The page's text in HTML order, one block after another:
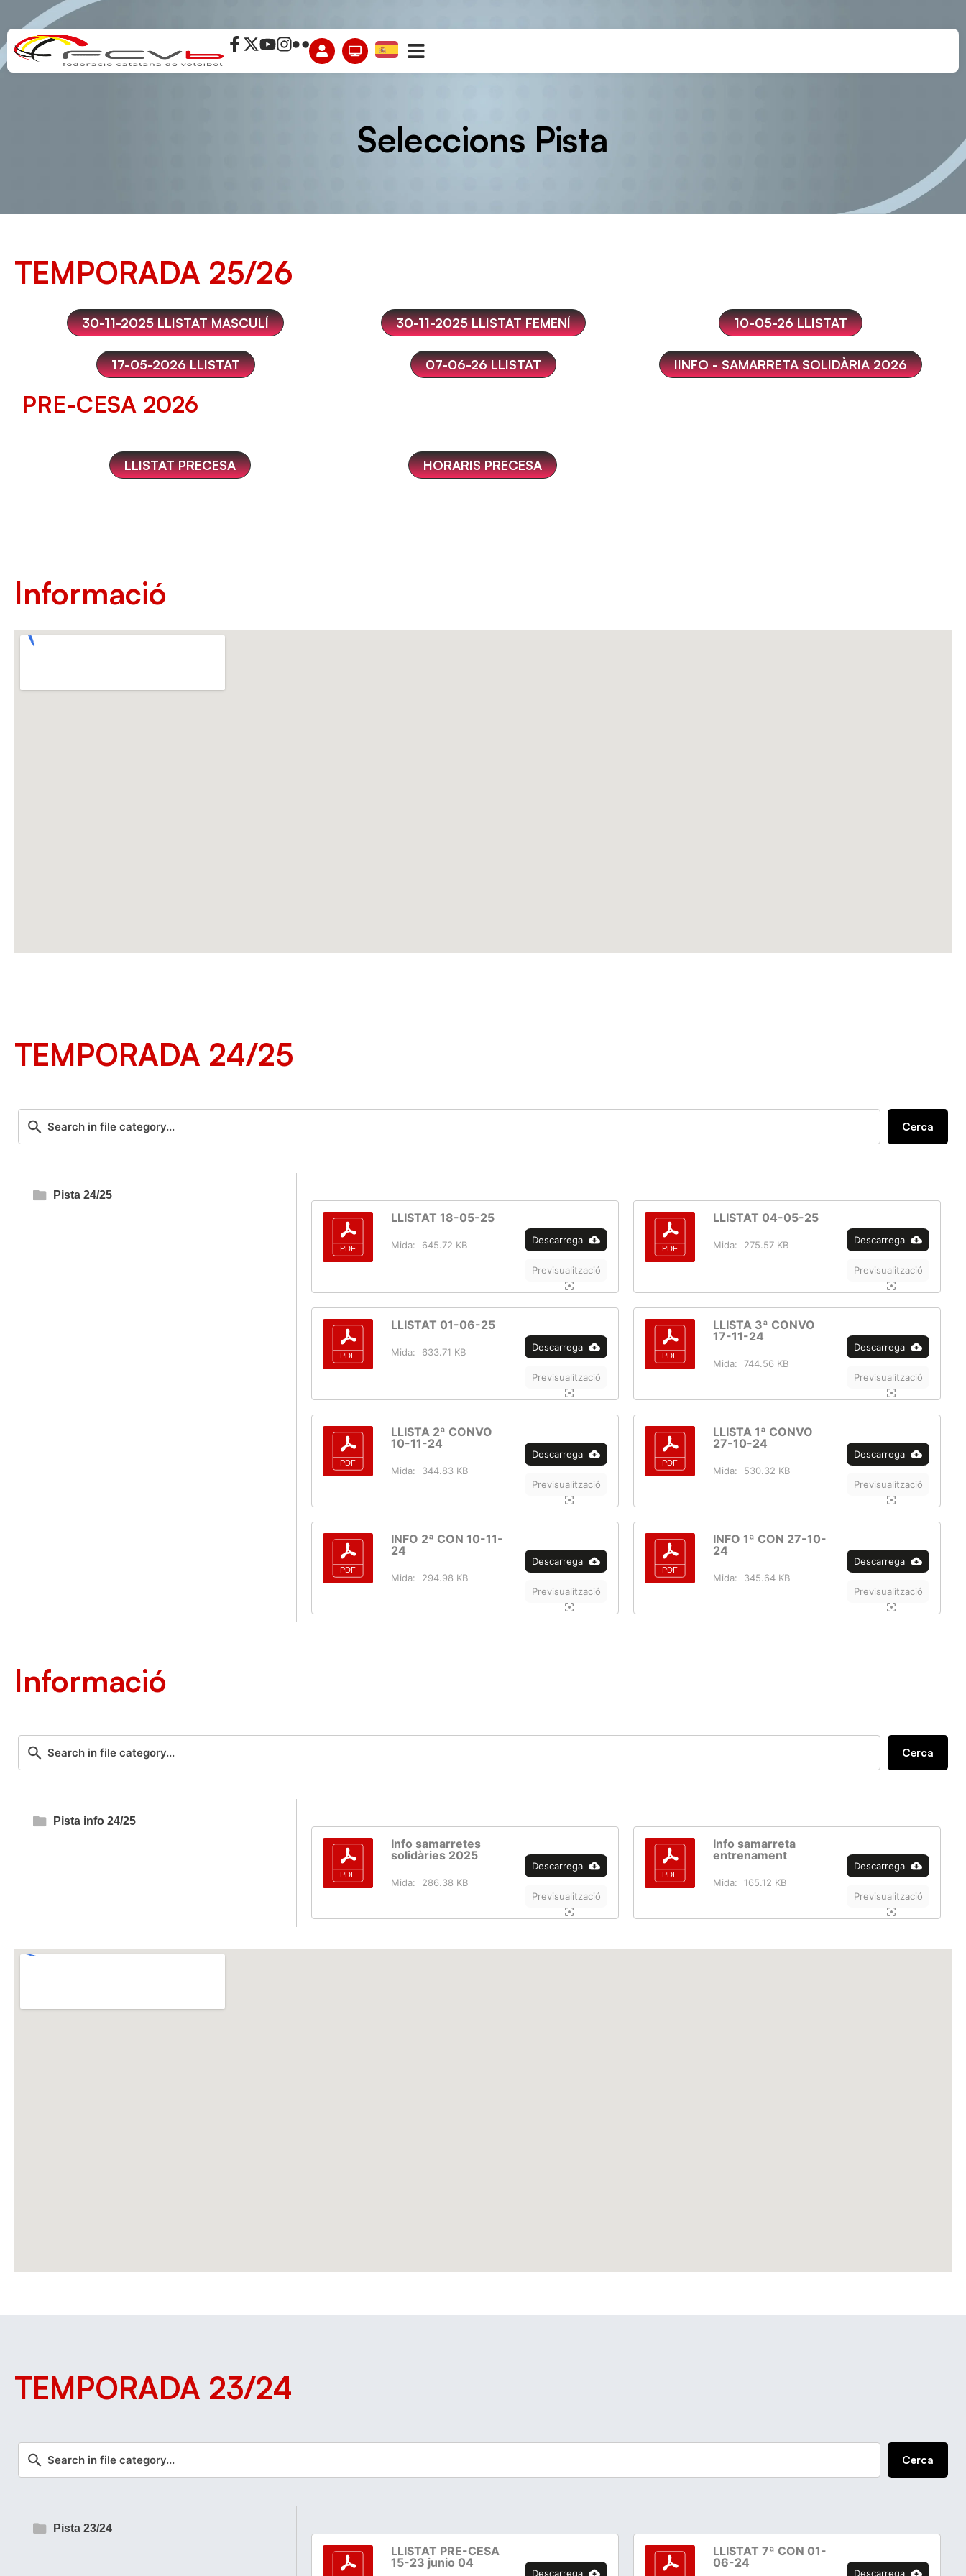
Seleccions Pista
TEMPORADA 25/26
30-11-2025 LLISTAT MASCULÍ 30-11-2025 LLISTAT FEMENÍ 10-05-26 LLISTAT
17-05-2026 LLISTAT 07-06-26 LLISTAT IINFO - SAMARRETA SOLIDÀRIA 2026
PRE-CESA 2026
LLISTAT PRECESA HORARIS PRECESA
Informació
TEMPORADA 24/25
Cerca
Pista 24/25
LLISTAT 18-05-25
Mida: 645.72 KB Descarrega
Previsualització
LLISTAT 04-05-25
Mida: 275.57 KB Descarrega
Previsualització
LLISTAT 01-06-25
Mida: 633.71 KB Descarrega
Previsualització
LLISTA 3ª CONVO
17-11-24
Mida: 744.56 KB
Descarrega
Previsualització
LLISTA 2ª CONVO
10-11-24
Mida: 344.83 KB
Descarrega
Previsualització
LLISTA 1ª CONVO
27-10-24
Mida: 530.32 KB
Descarrega
Previsualització
INFO 2ª CON 10-11-
24
Mida: 294.98 KB
Descarrega
Previsualització
INFO 1ª CON 27-10-
24
Mida: 345.64 KB
Descarrega
Previsualització
Informació
Cerca
Pista info 24/25
Info samarretes
solidàries 2025
Mida: 286.38 KB
Descarrega
Previsualització
Info samarreta
entrenament
Mida: 165.12 KB
Descarrega
Previsualització
TEMPORADA 23/24
Cerca
Pista 23/24
LLISTAT PRE-CESA
15-23 junio 04
Descarrega
LLISTAT 7ª CON 01-
06-24
Descarrega